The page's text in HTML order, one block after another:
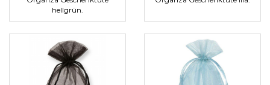
hellgrün.